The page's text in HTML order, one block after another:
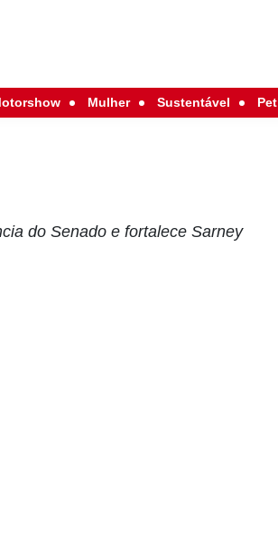
Mulher Sustentável Pet
do Senado e fortalece Sarney